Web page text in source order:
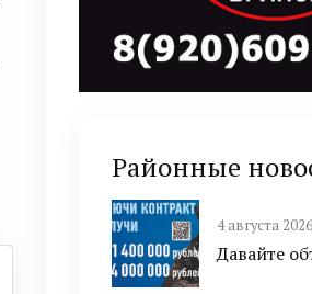
Районные
4 августа
Давайте